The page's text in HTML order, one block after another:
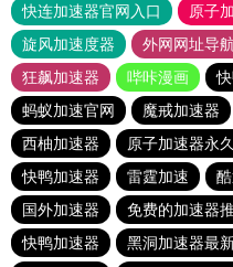
快连加速器官网入口
原子
旋风加速度器
外网网址导
狂飙加速器
哔咔漫画
蚂蚁加速官网
魔戒加速器
西柚加速器
原子加速器永
快鸭加速器
雷霆加速
国外加速器
免费的加速器
快鸭加速器
黑洞加速器最